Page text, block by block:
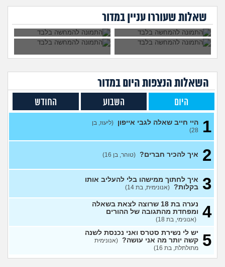
(nono, בת 15)
איך לומר להורים שאני רוצה
להיות חילוני?
(אהרן, בן 17)
9
אני מתבייש ולא יודע מה
(אנונימי, בן 13)
3
אם אני כותב למנהלת או פותח
עליהם אירוע במשטרה כמה זה
יכול להועיל?
עצות
בת 16, והשיער שלי ממש נושר
ואני לא יודעת מה לעשות?
(אליאנה, בת 16)
7
(בדוי, בן 17)
אין לי על מה לדבר אני מרגישה
לא מעניינת
5
בקרת הורים בגלישה
(Rin, בת
17)
עצות
נשארתי לבד בעולם (ליאן, בת 13)
רוצה להיות מבין האנשים
היפים בעולם (היי, בן 20)
שאלות שעוררו עניין במדור
צאצאים?
איך לפרוש מהבית
אמר שמסובך יותר
הם רואים ישר
לחתונה, זה לגיטימי או
לא?
השאלות הנצפות היוםבמדור
היום השבוע החודש
1 היי חייב שאלה לגבי אייפון (ליעוז, בן
28)
2 איך להכיר חברים? (טוהר, בן 16)
3 איך לחתוך ממישהו בלי להעליב אותו
בקלות? (אנונימית, בת 14)
4
נערה בת 18 שרוצה לצאת בשאלה
ומפחדת מהתגובה של ההורים
(אנונימי, בת 18)
5
יש לי נשירת סטרס ואני נכנסת לשנה
קשה יותר מה אני עושה? (אנונימית
מתולתלת, בת 16)